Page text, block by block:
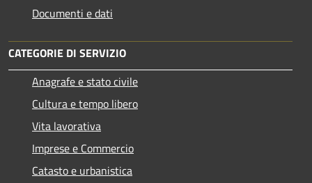
Documenti e dati
CATEGORIE DI SERVIZIO
Anagrafe e stato civile
Cultura e tempo libero
Vita lavorativa
Imprese e Commercio
Catasto e urbanistica